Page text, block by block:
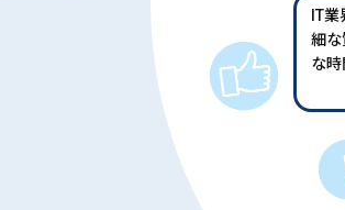
IT業
細な
な時